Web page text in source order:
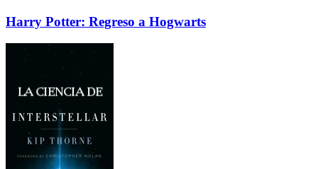
Harry Potter: Regreso a Hogwarts